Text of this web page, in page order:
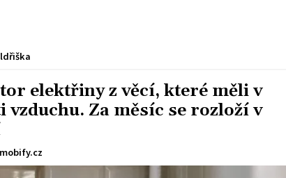
elektřiny z věcí, které měli v
Za měsíc se rozloží v
mobify.cz